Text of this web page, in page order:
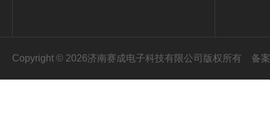
Copyright © 2026济南赛成电子科技有限公司版权所有 备